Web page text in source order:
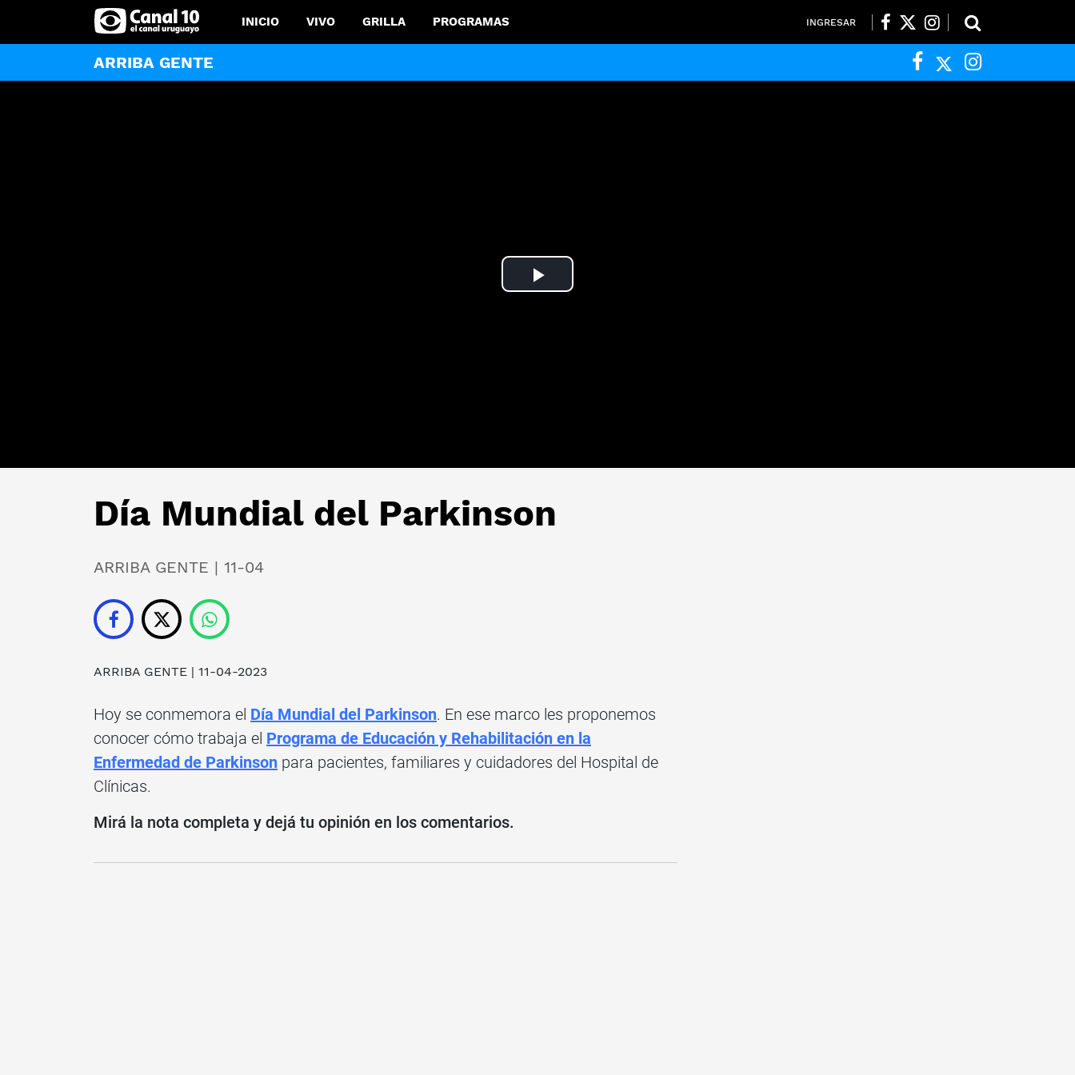
INICIO VIVO GRILLA PROGRAMAS INGRESAR
ARRIBA GENTE
Play
Día Mundial del Parkinson
ARRIBA GENTE | 11-04
ARRIBA GENTE | 11-04-2023
Hoy se conmemora el Día Mundial del Parkinson. En ese marco les proponemos
conocer cómo trabaja el Programa de Educación y Rehabilitación en la
Enfermedad de Parkinson para pacientes, familiares y cuidadores del Hospital de
Clínicas.
Mirá la nota completa y dejá tu opinión en los comentarios.